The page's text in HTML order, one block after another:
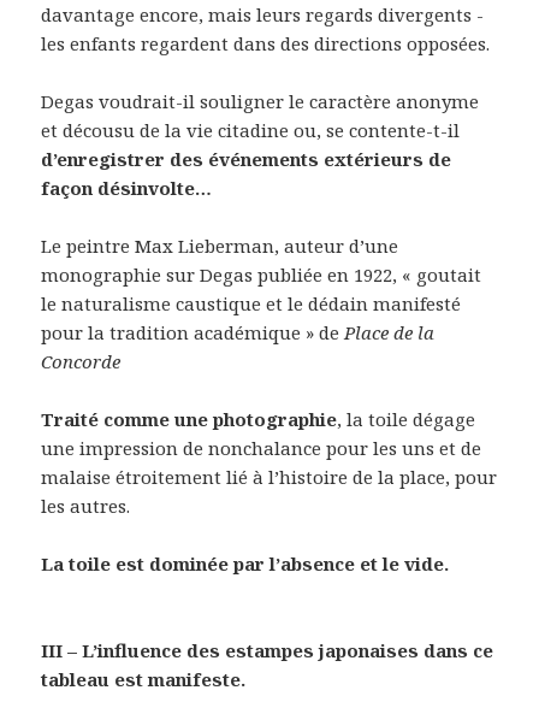
davantage encore, mais leurs regards divergents -
les enfants regardent dans des directions opposées.
Degas voudrait-il souligner le caractère anonyme
et décousu de la vie citadine ou, se contente-t-il
d’enregistrer des événements extérieurs de
façon désinvolte…
Le peintre Max Lieberman, auteur d’une
monographie sur Degas publiée en 1922, « goutait
le naturalisme caustique et le dédain manifesté
pour la tradition académique » de Place de la
Concorde
Traité comme une photographie, la toile dégage
une impression de nonchalance pour les uns et de
malaise étroitement lié à l’histoire de la place, pour
les autres.
La toile est dominée par l’absence et le vide.
III – L’influence des estampes japonaises dans ce
tableau est manifeste.